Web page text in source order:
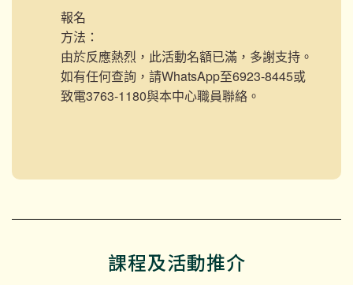
報名
方法：
由於反應熱烈，此活動名額已滿，多謝支持。
如有任何查詢，請WhatsApp至6923-8445或
致電3763-1180與本中心職員聯絡。
課程及活動推介